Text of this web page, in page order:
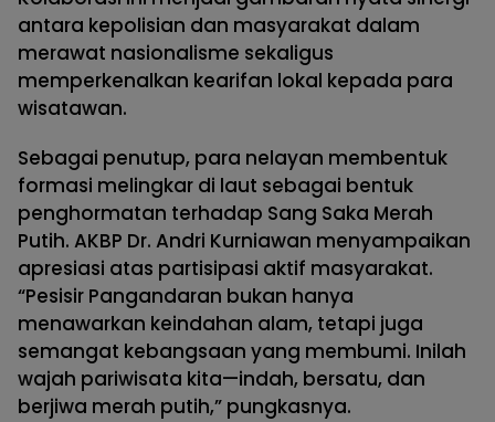
antara kepolisian dan masyarakat dalam
merawat nasionalisme sekaligus
memperkenalkan kearifan lokal kepada para
wisatawan.
Sebagai penutup, para nelayan membentuk
formasi melingkar di laut sebagai bentuk
penghormatan terhadap Sang Saka Merah
Putih. AKBP Dr. Andri Kurniawan menyampaikan
apresiasi atas partisipasi aktif masyarakat.
“Pesisir Pangandaran bukan hanya
menawarkan keindahan alam, tetapi juga
semangat kebangsaan yang membumi. Inilah
wajah pariwisata kita—indah, bersatu, dan
berjiwa merah putih,” pungkasnya.